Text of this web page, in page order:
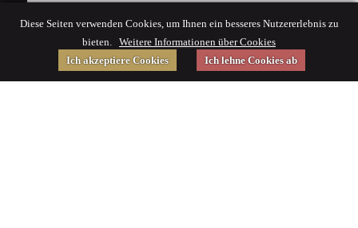
Diese Seiten verwenden Cookies, um Ihnen ein besseres Nutzererlebnis zu
bieten. Weitere Informationen über Cookies
Ich akzeptiere Cookies
Ich lehne Cookies ab